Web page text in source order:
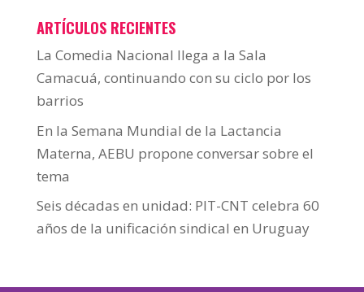
ARTÍCULOS RECIENTES
La Comedia Nacional llega a la Sala
Camacuá, continuando con su ciclo por los
barrios
En la Semana Mundial de la Lactancia
Materna, AEBU propone conversar sobre el
tema
Seis décadas en unidad: PIT-CNT celebra 60
años de la unificación sindical en Uruguay